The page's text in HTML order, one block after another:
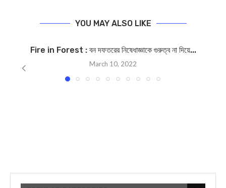
YOU MAY ALSO LIKE
Fire in Forest : বন দফতরের নিষেধাজ্ঞাকে গুরুত্ব না দিয়ে...
March 10, 2022